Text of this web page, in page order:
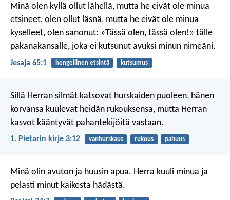
Minä olen kyllä ollut lähellä, mutta he eivät ole minua
etsineet, olen ollut läsnä, mutta he eivät ole minua
kyselleet, olen sanonut: »Tässä olen, tässä olen!» tälle
pakanakansalle, joka ei kutsunut avuksi minun nimeäni.
Jesaja 65:1 hengellinen etsintä kutsumus
Sillä Herran silmät katsovat hurskaiden puoleen, hänen
korvansa kuulevat heidän rukouksensa, mutta Herran
kasvot kääntyvät pahantekijöitä vastaan.
1. Pietarin kirje 3:12 vanhurskaus rukous pahuus
Minä olin avuton ja huusin apua. Herra kuuli minua ja
pelasti minut kaikesta hädästä.